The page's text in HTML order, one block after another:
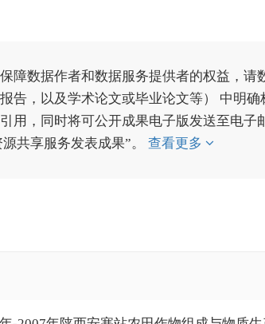
障数据作者和数据服务提供者的权益，
告，以及学术论文或毕业论文等） 中明
用，同时将可公开成果电子版发送至电子
共享服务发表成果”。 查看更多